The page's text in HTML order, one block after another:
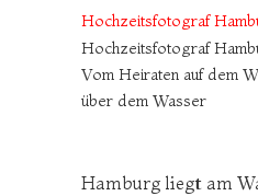
Hochzeitsfotograf
Hochzeitsfotograf
Vom Heiraten auf dem
über dem Wasser
Hamburg liegt am